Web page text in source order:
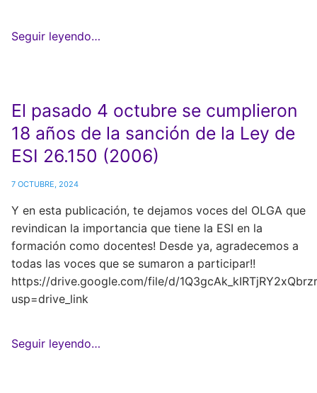
Seguir leyendo…
El pasado 4 octubre se cumplieron
18 años de la sanción de la Ley de
ESI 26.150 (2006)
7 OCTUBRE, 2024
Y en esta publicación, te dejamos voces del OLGA que
revindican la importancia que tiene la ESI en la
formación como docentes! Desde ya, agradecemos a
todas las voces que se sumaron a participar!!
https://drive.google.com/file/d/
usp=drive_link
Seguir leyendo…